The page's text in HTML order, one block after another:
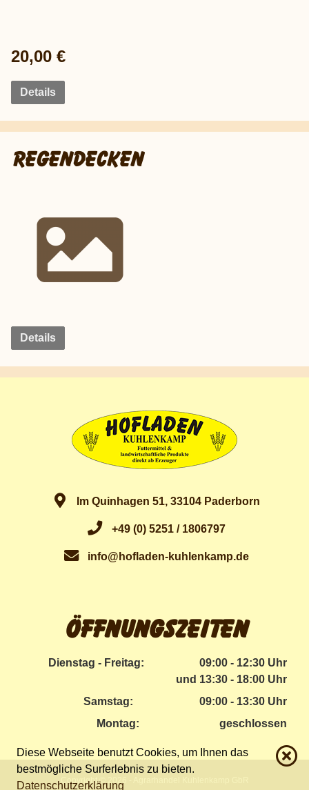
20,00 €
Details
REGENDECKEN
Details
Im Quinhagen 51, 33104 Paderborn
+49 (0) 5251 / 1806797
info@hofladen-kuhlenkamp.de
Öffnungszeiten
Dienstag - Freitag:
09:00 - 12:30 Uhr
und 13:30 - 18:00 Uhr
Samstag:
09:00 - 13:30 Uhr
Montag:
geschlossen
Copyright © 2026 - Agrarhandel Kuhlenkamp GbR
Diese Webseite benutzt Cookies, um Ihnen das
bestmögliche Surferlebnis zu bieten.
Datenschutzerklärung